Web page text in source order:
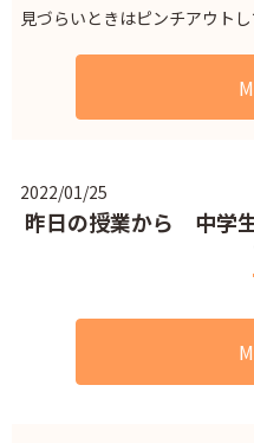
見づらいときはピンチアウトし
2022/01/25
昨日の授業から 中学